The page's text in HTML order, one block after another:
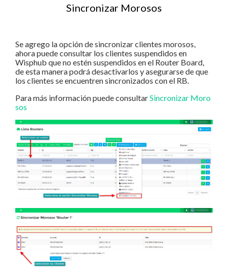
Sincronizar Morosos
Se agrego la opción de sincronizar clientes morosos,
ahora puede consultar los clientes suspendidos en
Wisphub que no estén suspendidos en el Router Board,
de esta manera podrá desactivarlos y asegurarse de que
los clientes se encuentren sincronizados con el RB.
Para más información puede consultarSincronizar Moro
sos